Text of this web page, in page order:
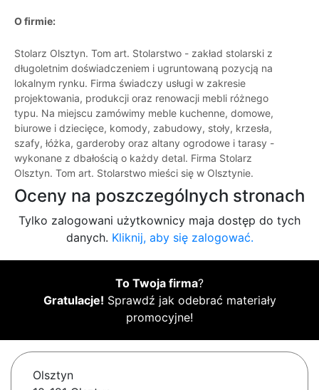
O firmie:
Stolarz Olsztyn. Tom art. Stolarstwo - zakład stolarski z
długoletnim doświadczeniem i ugruntowaną pozycją na
lokalnym rynku. Firma świadczy usługi w zakresie
projektowania, produkcji oraz renowacji mebli różnego
typu. Na miejscu zamówimy meble kuchenne, domowe,
biurowe i dziecięce, komody, zabudowy, stoły, krzesła,
szafy, łóżka, garderoby oraz altany ogrodowe i tarasy -
wykonane z dbałością o każdy detal. Firma Stolarz
Olsztyn. Tom art. Stolarstwo mieści się w Olsztynie.
Oceny na poszczególnych stronach
Tylko zalogowani użytkownicy maja dostęp do tych
danych. Kliknij, aby się zalogować.
To Twoja firma?
Gratulacje! Sprawdź jak odebrać materiały
promocyjne!
Olsztyn